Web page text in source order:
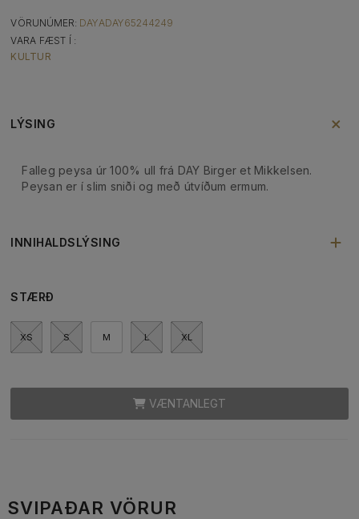
VÖRUNÚMER: DAYADAY65244249
VARA FÆST Í :
KULTUR
LÝSING
Falleg peysa úr 100% ull frá DAY Birger et Mikkelsen.
Peysan er í slim sniði og með útvíðum ermum.
INNIHALDSLÝSING
STÆRÐ
XS S M L XL
VÆNTANLEGT
SVIPAÐAR VÖRUR